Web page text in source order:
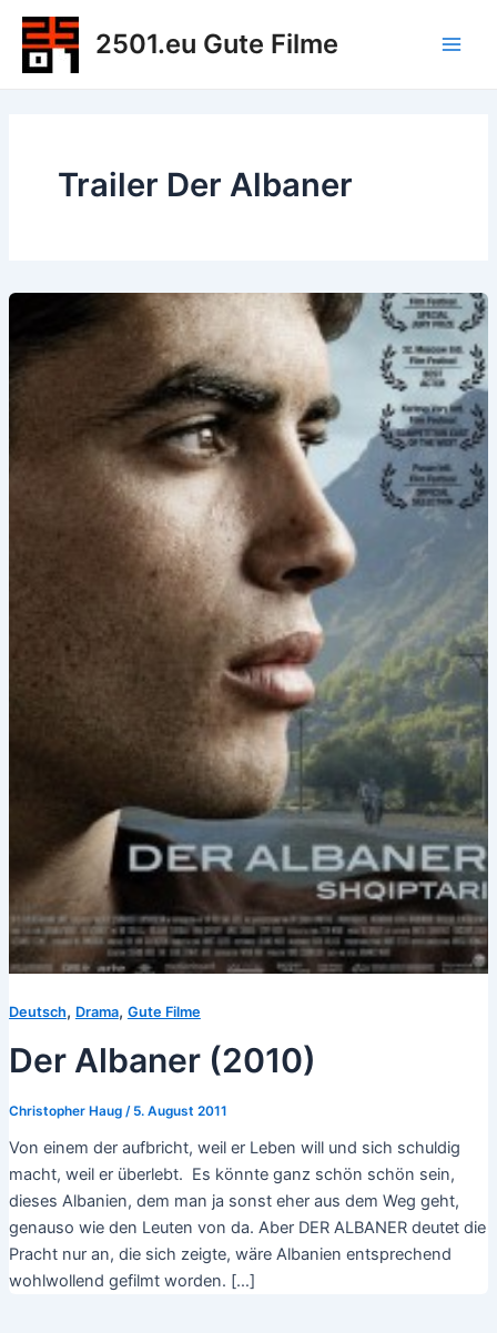
Zum
Inhalt
springen
2501.eu Gute Filme
Trailer Der Albaner
Deutsch, Drama, Gute Filme
Der Albaner (2010)
Christopher Haug / 5. August 2011
Von einem der aufbricht, weil er Leben will und sich schuldig
macht, weil er überlebt. Es könnte ganz schön schön sein,
dieses Albanien, dem man ja sonst eher aus dem Weg geht,
genauso wie den Leuten von da. Aber DER ALBANER deutet die
Pracht nur an, die sich zeigte, wäre Albanien entsprechend
wohlwollend gefilmt worden. […]